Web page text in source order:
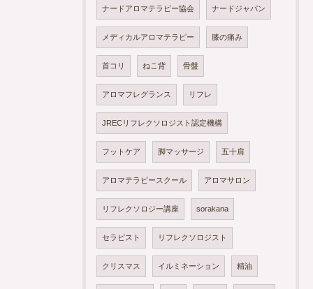
ナードアロマテラピー協会 ナードジャパン
メディカルアロマテラピー 膝の痛み
首コリ ねこ背 骨盤
アロマフレグランス リフレ
JRECリフレクソロジスト認定機構
フットケア 脚マッサージ 五十肩
アロマテラピースクール アロマサロン
リフレクソロジー講座 sorakana
セラピスト リフレクソロジスト
クリスマス イルミネーション 精油